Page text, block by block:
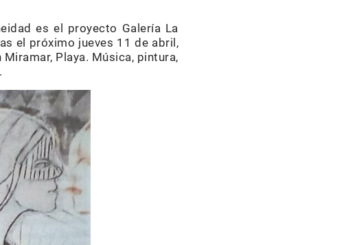
es el proyecto Galería La
el próximo jueves 11 de abril,
Playa. Música, pintura,